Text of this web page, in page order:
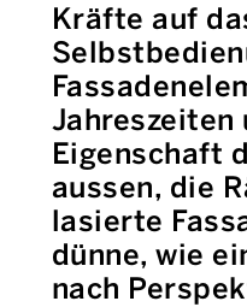
Kräfte auf
Jahreszeiten
Eigenschaft
aussen, die
lasierte
dünne, wie
nach